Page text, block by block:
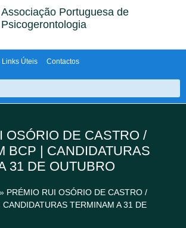
Associação Portuguesa de
Psicogerontologia
Links Úteis Contactos
OSÓRIO DE CASTRO /
BCP | CANDIDATURAS
31 DE OUTUBRO
» PRÉMIO RUI OSÓRIO DE CASTRO /
TERMINAM A 31 DE